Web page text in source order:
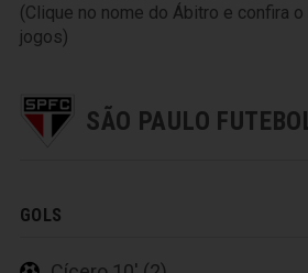
(Clique no nome do Ábitro e confira
jogos)
SÃO PAULO
GOLS